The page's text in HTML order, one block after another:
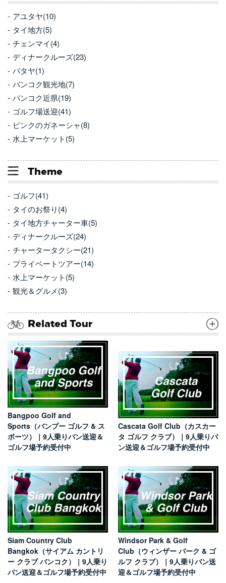
アユタヤ(10)
タイ地方(5)
チェンマイ(4)
ディナークルーズ(23)
パタヤ(1)
バンコク観光地(7)
バンコク近県(19)
ゴルフ場送迎(41)
ピンクのガネーシャ(8)
水上マーケット(5)
Theme
ゴルフ(41)
タイのお祭り(4)
タイ地方チャーター車(5)
ディナークルーズ(24)
チャータータクシー(21)
プライベートツアー(14)
水上マーケット(5)
観光＆グルメ(3)
Related Tour
Bangpoo Golf and
Sports（バンプー ゴルフ & ス
ポーツ）｜9人乗りバン送迎＆
ゴルフ場予約受付中
Cascata Golf Club（カスカー
タ ゴルフ クラブ）｜9人乗りバ
ン送迎＆ゴルフ場予約受付中
Siam Country Club
Bangkok（サイアム カントリ
ー クラブ バンコク）｜9人乗り
バン送迎＆ゴルフ場予約受付中
Windsor Park & Golf
Club（ウィンザー パーク & ゴ
ルフ クラブ）｜9人乗りバン送
迎＆ゴルフ場予約受付中